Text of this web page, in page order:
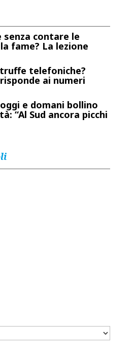
senza contare le
fame? La lezione
telefoniche?
ai numeri
e domani bollino
“Al Sud ancora picchi